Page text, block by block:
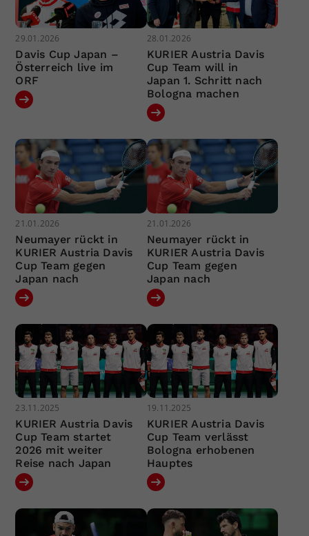
29.01.2026
Davis Cup Japan –
Österreich live im
ORF
28.01.2026
KURIER Austria Davis
Cup Team will in
Japan 1. Schritt nach
Bologna machen
21.01.2026
Neumayer rückt in
KURIER Austria Davis
Cup Team gegen
Japan nach
21.01.2026
Neumayer rückt in
KURIER Austria Davis
Cup Team gegen
Japan nach
23.11.2025
KURIER Austria Davis
Cup Team startet
2026 mit weiter
Reise nach Japan
19.11.2025
KURIER Austria Davis
Cup Team verlässt
Bologna erhobenen
Hauptes